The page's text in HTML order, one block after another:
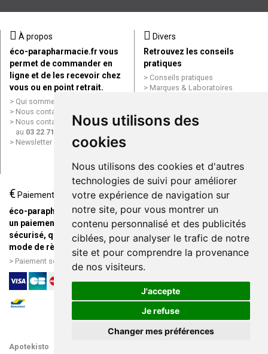
Nous utilisons des
cookies
Nous utilisons des cookies et d'autres
technologies de suivi pour améliorer
votre expérience de navigation sur
notre site, pour vous montrer un
contenu personnalisé et des publicités
ciblées, pour analyser le trafic de notre
site et pour comprendre la provenance
de nos visiteurs.
J'accepte
Je refuse
Changer mes préférences
À propos
éco-parapharmacie.fr vous
permet de commander en
ligne et de les recevoir chez
vous ou en point retrait.
Qui sommes nous ?
Nous contacter par e-mail
Nous contacter par téléphone
au 03 22 71 64 10
Newsletter
Divers
Retrouvez les conseils
pratiques
Conseils pratiques
Marques & Laboratoires
Mentions légales
Données personnelles
ligne
€ Paiement
éco-parapharmacie.fr offre
un paiement entièrement
sécurisé, quel que soit le
mode de règlement
Paiement sécurisé et simple
Livraison / Point retrait
Commandez en ligne et
recevez votre commande
rapidement chez vous ou en
point retrait
Livraison chez vous ou en
Apotekisto